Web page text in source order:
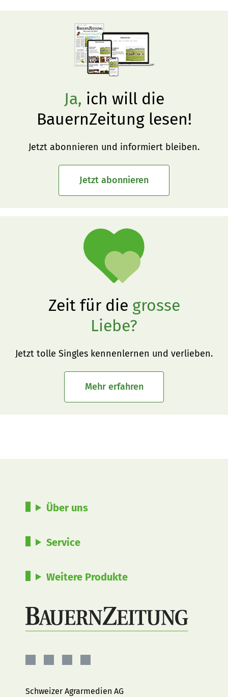
Ja, ich will die
BauernZeitung lesen!
Jetzt abonnieren und informiert bleiben.
Jetzt abonnieren
Zeit für die grosse
Liebe?
Jetzt tolle Singles kennenlernen und verlieben.
Mehr erfahren
Über uns
Service
Weitere Produkte
Facebook
Instagram
YouTubeLinkedIn
Schweizer Agrarmedien AG